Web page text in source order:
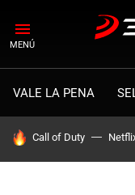
MENÚ
VALE LA PENA
HOY SE HABLA DE
Call of Duty